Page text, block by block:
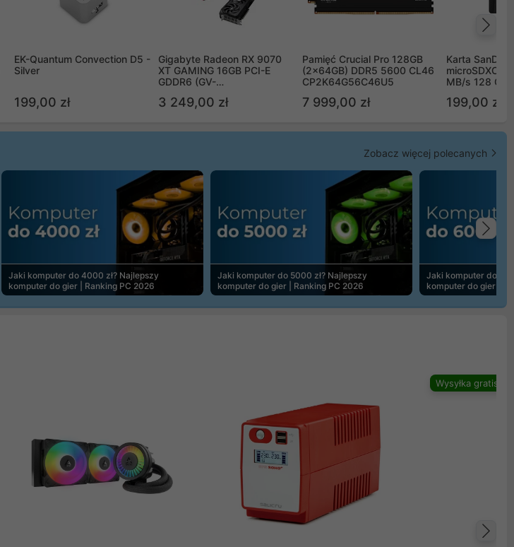
EK-Quantum Convection D5 -
Silver
199,00 zł
Gigabyte Radeon RX 9070
XT GAMING 16GB PCI-E
GDDR6 (GV-
3 249,00 zł
Pamięć Crucial Pro 128GB
(2x64GB) DDR5 5600 CL46
CP2K64G56C46U5
7 999,00 zł
Karta
microSDXC
MB/s 128 GB
199,00 zł
Zobacz więcej polecanych
Jaki komputer do 4000 zł? Najlepszy
komputer do gier | Ranking PC 2026
Jaki komputer do 5000 zł? Najlepszy
komputer do gier | Ranking PC 2026
Jaki komputer do
komputer do gier |
Wysyłka gratis